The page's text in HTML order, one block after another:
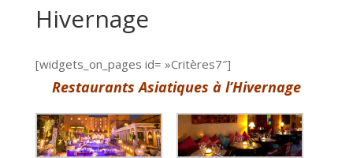
Hivernage
[widgets_on_pages id= »Critères7″]
Restaurants Asiatiques à l’Hivernage